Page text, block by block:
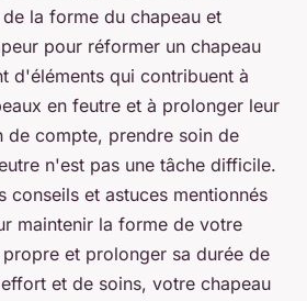
la forme du chapeau et
pour réformer un chapeau
d'éléments qui contribuent à
en feutre et à prolonger leur
de compte, prendre soin de
n'est pas une tâche difficile.
conseils et astuces mentionnés
maintenir la forme de votre
et prolonger sa durée de
et de soins, votre chapeau